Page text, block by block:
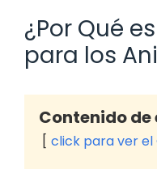
¿Por Qué
para los
Contenido
click para ver el